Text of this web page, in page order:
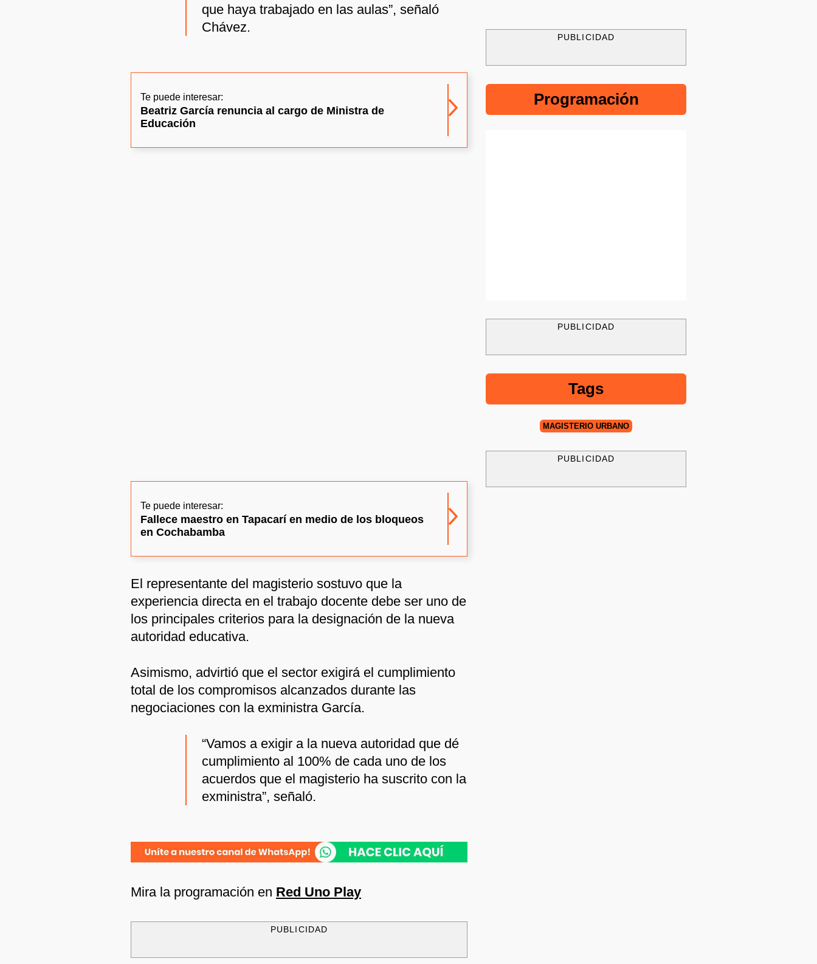
que haya trabajado en las aulas”, señaló
Chávez.
Te puede interesar:
Beatriz García renuncia al cargo de Ministra de
Educación
Te puede interesar:
Fallece maestro en Tapacarí en medio de los bloqueos
en Cochabamba
El representante del magisterio sostuvo que la
experiencia directa en el trabajo docente debe ser uno de
los principales criterios para la designación de la nueva
autoridad educativa.
Asimismo, advirtió que el sector exigirá el cumplimiento
total de los compromisos alcanzados durante las
negociaciones con la exministra García.
“Vamos a exigir a la nueva autoridad que dé
cumplimiento al 100% de cada uno de los
acuerdos que el magisterio ha suscrito con la
exministra”, señaló.
Mira la programación en Red Uno Play
PUBLICIDAD
PUBLICIDAD
Programación
PUBLICIDAD
Tags
MAGISTERIO URBANO
PUBLICIDAD